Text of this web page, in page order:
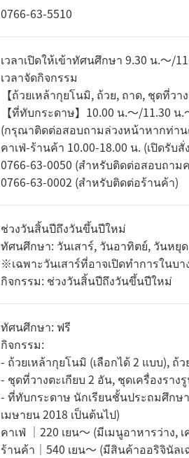
0766-63-5510
เวลาเปิดให้เข้าทัศนศึกษา 9.30 น.〜/
เวลาจัดกิจกรรม
【ถ้วยเหล้ากุยโนมิ, ถ้วย, ถาด, ชุดที่ว
【ที่ทับกระดาษ】10.00 น.〜/11.30
(กรุณาติดต่อสอบถามล่วงหน้าหากท่าน
คาเฟ่-ร้านค้า 10.00-18.00 น. (เปิดรับ
0766-63-0050 (สำหรับติดต่อสอบถาม
0766-63-0002 (สำหรับติดต่อร้านค้า)
ช่วงวันสิ้นปีถึงวันขึ้นปีใหม่
ทัศนศึกษา: วันเสาร์, วันอาทิตย์, วันห
※เฉพาะวันเสาร์ที่อาจเปิดทำการในบา
กิจกรรม: ช่วงวันสิ้นปีถึงวันขึ้นปีใหม่
ทัศนศึกษา: ฟรี
กิจกรรม:
- ถ้วยเหล้ากุยโนมิ (เลือกได้ 2 แบบ), ถ้
- ชุดที่วางตะเกียบ 2 อัน, ชุดเครื่องราง
- ที่ทับกระดาษ นักเรียนชั้นประถมศึกษ
เมษายน 2018 เป็นต้นไป)
คาเฟ่ ｜220 เยน〜 (มีเมนูอาหารว่าง,
ร้านค้า｜540 เยน〜 (มีสินค้าออริจินั